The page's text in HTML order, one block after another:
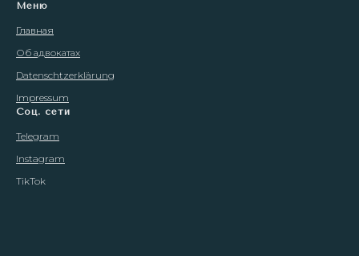
Меню
Главная
Об адвокатах
Datenschtzerklärung
Impressum
Соц. сети
Telegram
Instagram
TikTok